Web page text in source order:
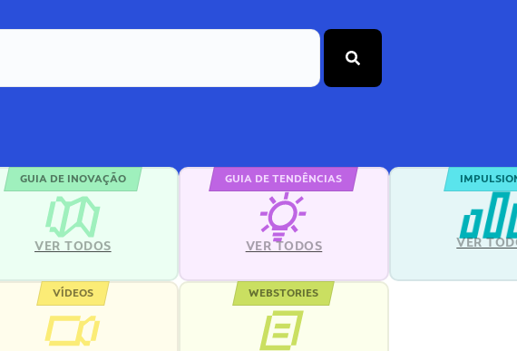
GUIA DE INOVAÇÃO
VER TODOS
GUIA DE TENDÊNCIAS
VER TODOS VER
VÍDEOS WEBSTORIES